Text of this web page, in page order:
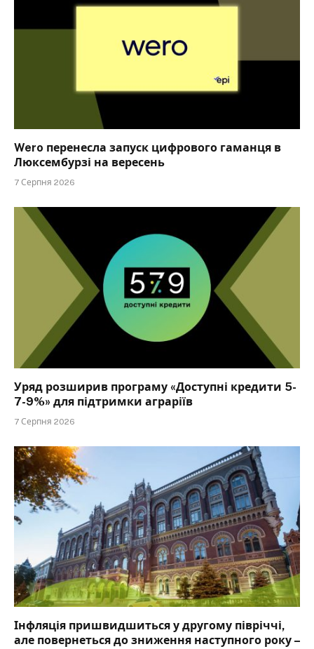
Wero перенесла запуск цифрового гаманця в
Люксембурзі на вересень
7 Серпня 2026
Уряд розширив програму «Доступні кредити 5-
7-9%» для підтримки аграріїв
7 Серпня 2026
Інфляція пришвидшиться у другому півріччі,
але повернеться до зниження наступного року –